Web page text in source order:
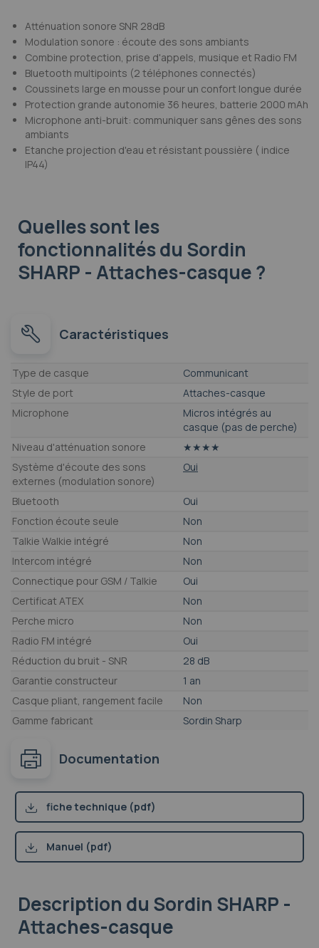
Atténuation sonore SNR 28dB
Modulation sonore : écoute des sons ambiants
Combine protection, prise d'appels, musique et Radio FM
Bluetooth multipoints (2 téléphones connectés)
Coussinets large en mousse pour un confort longue durée
Protection grande autonomie 36 heures, batterie 2000 mAh
Microphone anti-bruit: communiquer sans gênes des sons
ambiants
Etanche projection d'eau et résistant poussière ( indice
IP44)
Quelles sont les
fonctionnalitésdu Sordin
SHARP - Attaches-casque ?
Caractéristiques
Caractéristiques
Type de casque
Communicant
Style de port
Attaches-casque
Microphone
Micros intégrés au
casque (pas de perche)
Niveau d'atténuation sonore
★★★★
Système d'écoute des sons
externes (modulation sonore)
Oui
Bluetooth
Oui
Fonction écoute seule
Non
Talkie Walkie intégré
Non
Intercom intégré
Non
Connectique pour GSM / Talkie
Oui
Certificat ATEX
Non
Perche micro
Non
Radio FM intégré
Oui
Réduction du bruit - SNR
28 dB
Garantie constructeur
1 an
Casque pliant, rangement facile
Non
Gamme fabricant
Sordin Sharp
Documentation
fiche technique (pdf)
Manuel (pdf)
Description du Sordin SHARP -
Attaches-casque